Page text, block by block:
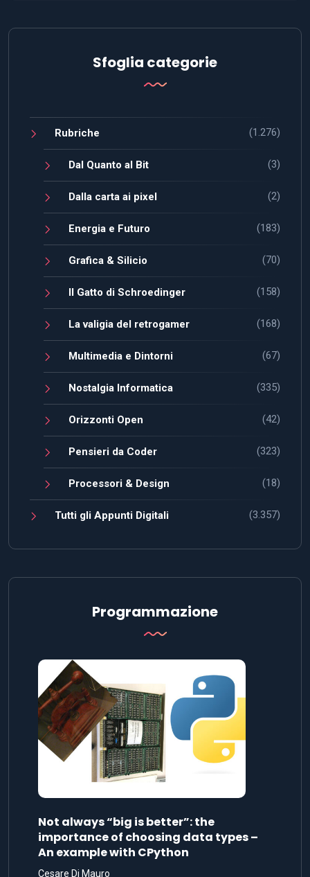
Sfoglia categorie
Rubriche (1.276)
Dal Quanto al Bit (3)
Dalla carta ai pixel (2)
Energia e Futuro (183)
Grafica & Silicio (70)
Il Gatto di Schroedinger (158)
La valigia del retrogamer (168)
Multimedia e Dintorni (67)
Nostalgia Informatica (335)
Orizzonti Open (42)
Pensieri da Coder (323)
Processori & Design (18)
Tutti gli Appunti Digitali (3.357)
Programmazione
Not always “big is better”: the
importance of choosing data types –
An example with CPython
Cesare Di Mauro